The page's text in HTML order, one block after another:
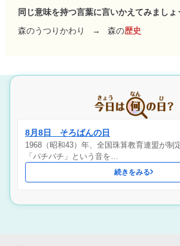
同じ意味を持つ言葉に言いかえてみましょ
森のうつりかわり
→ 森の歴史
8月8日 そろばんの日
1968（昭和43）年、全国珠算教育連盟が制
「パチパチ」という音を…
続きをみる